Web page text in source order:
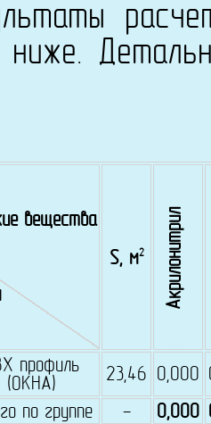
расчета
ниже.
вещества
S, м2 Акрилонитрил
профиль
(ОКНА)
23,46 0,000
по группе
- 0,000